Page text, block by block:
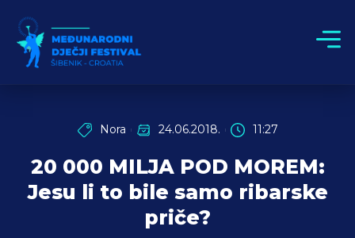
Nora 24.06.2018. 11:27
20 000 MILJA POD MOREM:
Jesu li to bile samo ribarske
priče?